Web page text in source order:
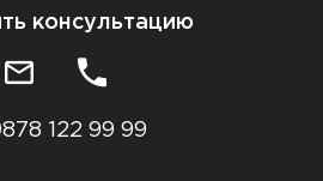
консультацию
122 99 99